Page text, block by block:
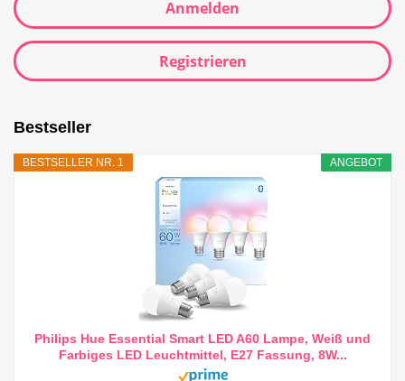
Anmelden
Registrieren
Bestseller
ANGEBOT
BESTSELLER NR. 1
Philips Hue Essential Smart LED A60 Lampe, Weiß und
Farbiges LED Leuchtmittel, E27 Fassung, 8W...